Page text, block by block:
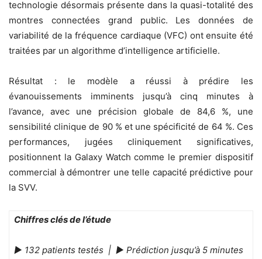
technologie désormais présente dans la quasi-totalité des
montres connectées grand public. Les données de
variabilité de la fréquence cardiaque (VFC) ont ensuite été
traitées par un algorithme d’intelligence artificielle.
Résultat : le modèle a réussi à prédire les
évanouissements imminents jusqu’à cinq minutes à
l’avance, avec une précision globale de 84,6 %, une
sensibilité clinique de 90 % et une spécificité de 64 %. Ces
performances, jugées cliniquement significatives,
positionnent la Galaxy Watch comme le premier dispositif
commercial à démontrer une telle capacité prédictive pour
la SVV.
Chiffres clés de l’étude
► 132 patients testés | ► Prédiction jusqu’à 5 minutes